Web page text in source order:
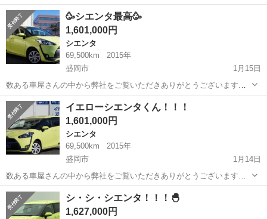
名： トヨタ ■ 車種名： シエンタ ■ グレード名： ハイブリッ
ドＸ 純正ナビ 衝突軽減装置 電動スライドドア オートエアコ
ン 車線逸脱警...
宮城 仙台市 シエンタ
🥳シエンタ最高🥳
1,601,000円
シエンタ
69,500km
2015年
盛岡市
1月15日
数ある車屋さんの中から弊社をご覧いただきありがとうございます！
オトロン盛岡店と申します(^^♪🥳 東北3店舗目、オトロン最北端のお店
岩手 盛岡市 車両
イエローシエンタくん！！！
1,601,000円
シエンタ
69,500km
2015年
盛岡市
1月14日
数ある車屋さんの中から弊社をご覧いただきありがとうございます！
オトロン盛岡店と申します(^^♪🥳 東北3店舗目、オトロン最北端のお店
岩手 盛岡市 イエロー
シ・シ・シエンタ！！！🐣
1,627,000円